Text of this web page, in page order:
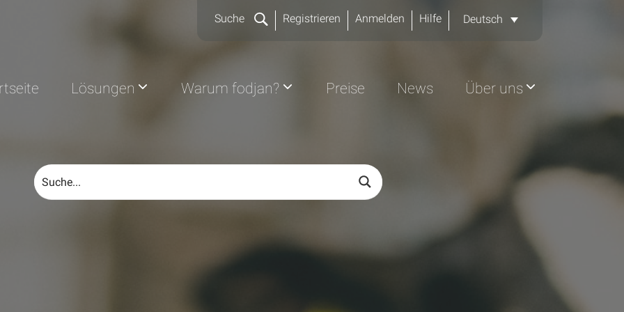
Suche Registrieren Anmelden Hilfe Deutsch
Lösungen Warum fodjan? Preise News Über uns